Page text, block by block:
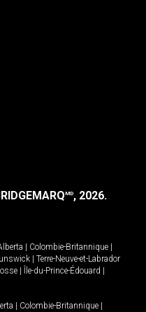
MD, 2026.
Colombie-Britannique
Terre-Neuve-et-Labrador
Île-du-Prince-Édouard
Colombie-Britannique